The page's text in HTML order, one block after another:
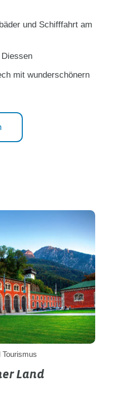
und Schifffahrt am
mit wunderschönern
Land